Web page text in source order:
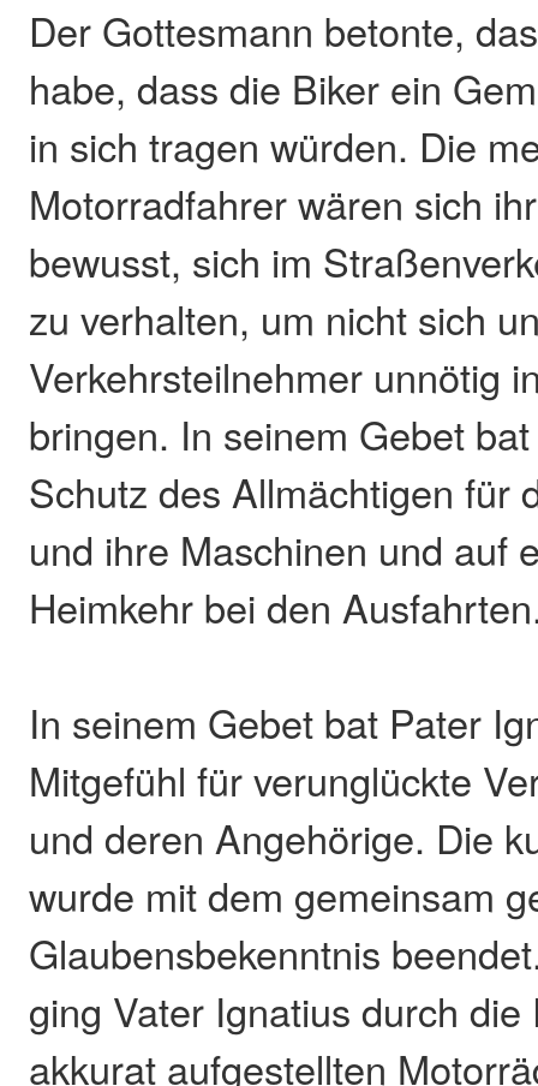
Der Gottesmann betonte,
habe, dass die Biker ein
in sich tragen würden. Die
Motorradfahrer wären sich
bewusst, sich im
zu verhalten, um nicht sich
Verkehrsteilnehmer unnötig
bringen. In seinem Gebet
Schutz des Allmächtigen für
und ihre Maschinen und auf
Heimkehr bei den
In seinem Gebet bat Pater
Mitgefühl für verunglückte
und deren Angehörige. Die
wurde mit dem gemeinsam
Glaubensbekenntnis
ging Vater Ignatius durch die
akkurat aufgestellten